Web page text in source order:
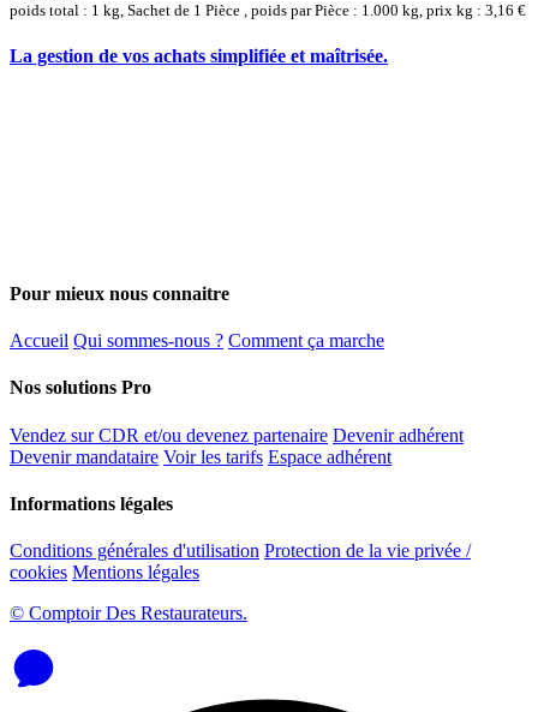
poids total : 1 kg, Sachet de 1 Pièce , poids par Pièce : 1.000 kg, prix kg : 3,16 €
La gestion de vos achats simplifiée et maîtrisée.
Pour mieux nous connaitre
Accueil Qui sommes-nous ? Comment ça marche
Nos solutions Pro
Vendez sur CDR et/ou devenez partenaire Devenir adhérent
Devenir mandataire Voir les tarifs Espace adhérent
Informations légales
Conditions générales d'utilisation Protection de la vie privée /
cookies Mentions légales
© Comptoir Des Restaurateurs.